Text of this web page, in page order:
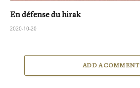
En défense du hirak
2020-10-20
ADD A COMMENT